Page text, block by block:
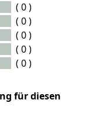
( 0 )
( 0 )
( 0 )
( 0 )
( 0 )
für diesen